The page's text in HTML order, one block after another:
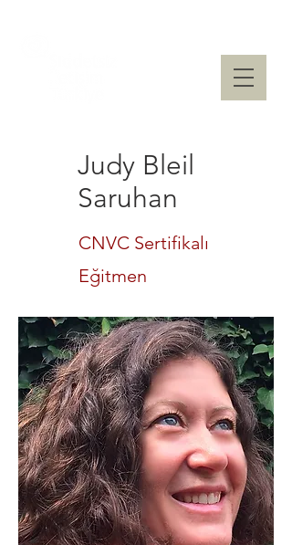
Judy Bleil
Saruhan
CNVC Sertifikalı
Eğitmen